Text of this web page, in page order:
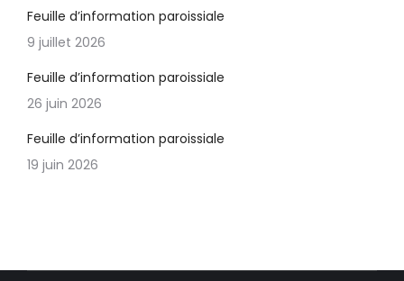
Feuille d’information paroissiale
9 juillet 2026
Feuille d’information paroissiale
26 juin 2026
Feuille d’information paroissiale
19 juin 2026